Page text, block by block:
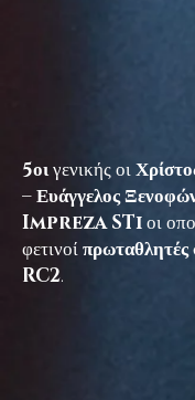
5οιγενικής οι
– Ευάγγελος
Impreza STiοι
φετινοίπρωταθλητές
RC2.